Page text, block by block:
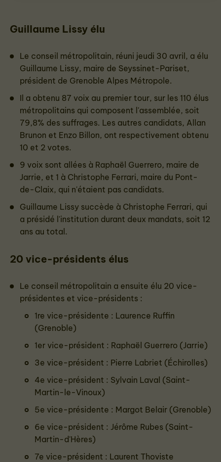
Guillaume Lissy élu
Le conseil métropolitain, réuni jeudi 30 avril, a élu
Guillaume Lissy, maire de Seyssinet-Pariset,
président de Grenoble Alpes Métropole.
Il a obtenu 87 voix au premier tour, sur les 110 élus
métropolitains qui composent l'assemblée, soit
79,8% des suffrages. Les autres candidats, Allan
Brunon et Enzo Billon, ont respectivement obtenu
10 et 2 votes.
9 voix sont allées à Raphaël Guerrero, maire de
Jarrie, et 1 à Christophe Ferrari, maire du Pont-
de-Claix, qui n'étaient pas candidats.
Guillaume Lissy succède à Christophe Ferrari, qui
a présidé l'institution durant deux mandats, soit 12
ans au total.
20 vice-présidents élus
Le conseil métropolitain a ensuite élu 20 vice-
présidentes et vice-présidents :
1re vice-présidente : Laurence Ruffin
(Grenoble)
1er vice-président : Raphaël Guerrero (Jarrie)
3e vice-président : Pierre Labriet (Échirolles)
4e vice-président : Sylvain Laval (Saint-
Martin-le-Vinoux)
5e vice-présidente : Margot Belair (Grenoble)
6e vice-président : Jérôme Rubes (Saint-
Martin-d'Hères)
7e vice-président : Laurent Thoviste